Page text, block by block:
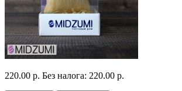
220.00 р. Без налога: 220.00 р.